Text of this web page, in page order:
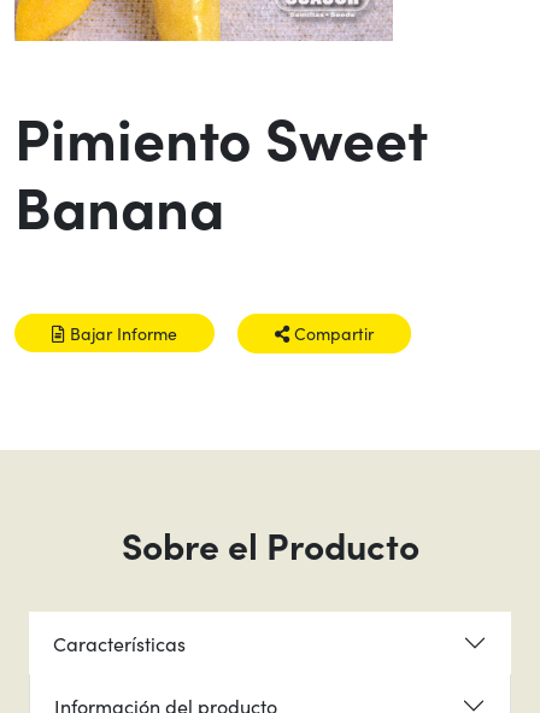
Pimiento Sweet
Banana
Bajar Informe Compartir
Sobre el Producto
Características
Información del producto